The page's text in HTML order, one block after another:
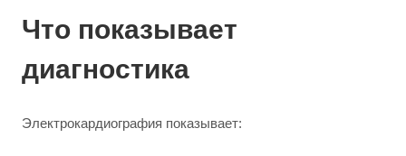
Что показывает
диагностика
Электрокардиография показывает: